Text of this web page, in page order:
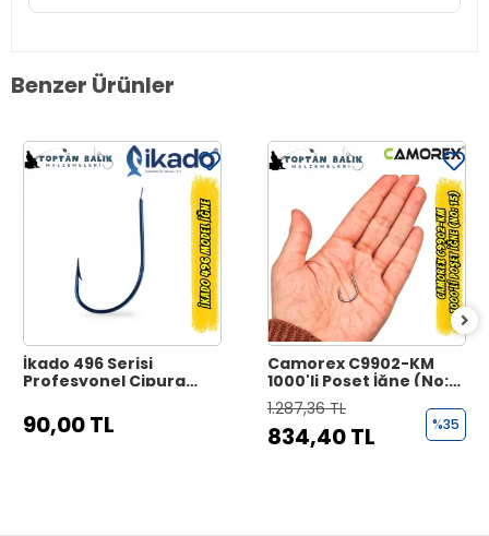
Benzer Ürünler
İkado 496 Serisi
Profesyonel Çipura
90,00 TL
Camorex C9902-KM
1000'li Poşet İğne (No:
15)
1.287,36 TL
834,40 TL %35